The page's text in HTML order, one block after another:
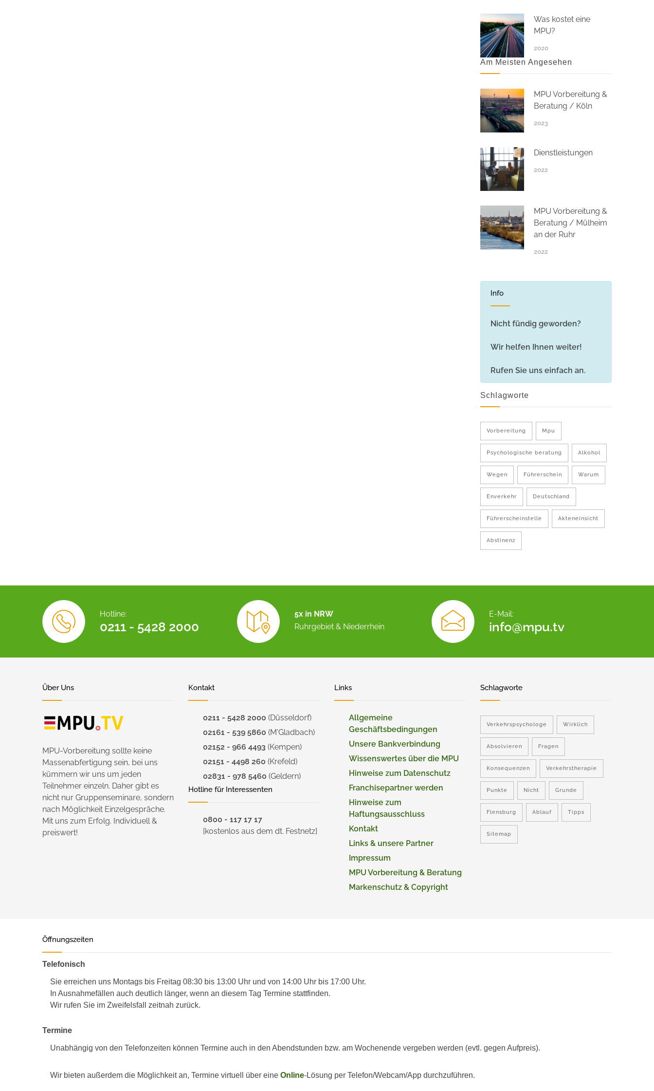
Was kostet eine
MPU?
2020
Am Meisten Angesehen
MPU Vorbereitung &
Beratung / Köln
2023
Dienstleistungen
2022
MPU Vorbereitung &
Beratung / Mülheim
an der Ruhr
2022
Info
Nicht fündig geworden?
Wir helfen Ihnen weiter!
Rufen Sie uns einfach an.
Schlagworte
Vorbereitung Mpu
Psychologische beratung Alkohol
Wegen Führerschein Warum
Enverkehr Deutschland
Führerscheinstelle Akteneinsicht
Abstinenz
Hotline:
0211 - 5428 2000
5x in NRW
Ruhrgebiet & Niederrhein
E-Mail:
info@mpu.tv
Über Uns
MPU-Vorbereitung sollte keine
Massenabfertigung sein, bei uns
kümmern wir uns um jeden
Teilnehmer einzeln. Daher gibt es
nicht nur Gruppenseminare, sondern
nach Möglichkeit Einzelgespräche.
Mit uns zum Erfolg. Individuell &
preiswert!
Kontakt
0211 - 5428 2000 (Düsseldorf)
02161 - 539 5860 (M'Gladbach)
02152 - 966 4493 (Kempen)
02151 - 4498 260 (Krefeld)
02831 - 978 5460 (Geldern)
Hotline für Interessenten
0800 - 117 17 17
[kostenlos aus dem dt. Festnetz]
Links
Allgemeine
Geschäftsbedingungen
Unsere Bankverbindung
Wissenswertes über die MPU
Hinweise zum Datenschutz
Franchisepartner werden
Hinweise zum
Haftungsausschluss
Kontakt
Links & unsere Partner
Impressum
MPU Vorbereitung & Beratung
Markenschutz & Copyright
Schlagworte
Verkehrspsychologe Wirklich
Absolvieren Fragen
Konsequenzen Verkehrstherapie
Punkte Nicht Grunde
Flensburg Ablauf Tipps
Sitemap
Öffnungszeiten
Telefonisch
Sie erreichen uns Montags bis Freitag 08:30 bis 13:00 Uhr und von 14:00 Uhr bis 17:00 Uhr.
In Ausnahmefällen auch deutlich länger, wenn an diesem Tag Termine stattfinden.
Wir rufen Sie im Zweifelsfall zeitnah zurück.
Termine
Unabhängig von den Telefonzeiten können Termine auch in den Abendstunden bzw. am Wochenende vergeben werden (evtl. gegen Aufpreis).
Wir bieten außerdem die Möglichkeit an, Termine virtuell über eine Online-Lösung per Telefon/Webcam/App durchzuführen.